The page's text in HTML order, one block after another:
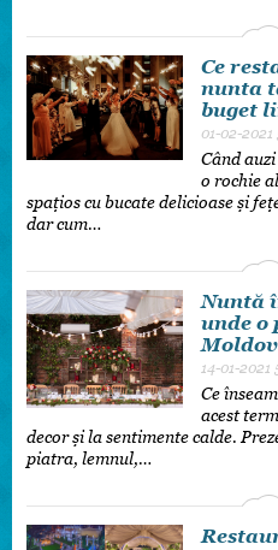
Ce
nunta
buget
01-02-2021
Când
o rochie
spațios cu bucate delicioase și
dar cum…
Nuntă
unde o
14-01-2021
Ce
acest
decor și la sentimente calde.
piatra, lemnul,…